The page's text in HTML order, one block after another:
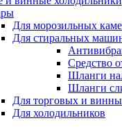
Для морозильных
Для стиральных
Средство
Шланги
Шланги
Для торговых и
Для холодильников